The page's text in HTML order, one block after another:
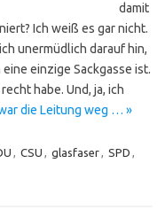
damit
Ich weiß es gar nicht.
unermüdlich darauf hin,
einzige Sackgasse ist.
habe. Und, ja, ich
die Leitung weg … »
CSU glasfaser SPD